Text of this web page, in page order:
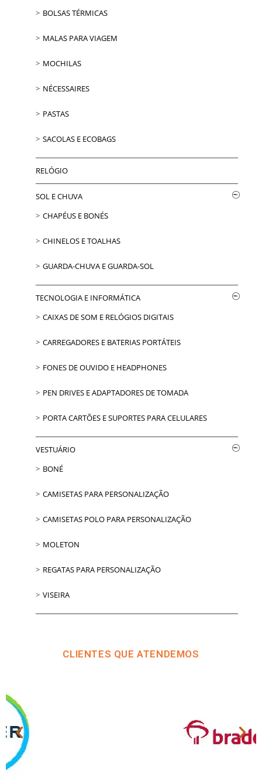
BOLSAS TÉRMICAS
MALAS PARA VIAGEM
MOCHILAS
NÉCESSAIRES
PASTAS
SACOLAS E ECOBAGS
RELÓGIO
SOL E CHUVA
CHAPÉUS E BONÉS
CHINELOS E TOALHAS
GUARDA-CHUVA E GUARDA-SOL
TECNOLOGIA E INFORMÁTICA
CAIXAS DE SOM E RELÓGIOS DIGITAIS
CARREGADORES E BATERIAS PORTÁTEIS
FONES DE OUVIDO E HEADPHONES
PEN DRIVES E ADAPTADORES DE TOMADA
PORTA CARTÕES E SUPORTES PARA CELULARES
VESTUÁRIO
BONÉ
CAMISETAS PARA PERSONALIZAÇÃO
CAMISETAS POLO PARA PERSONALIZAÇÃO
MOLETON
REGATAS PARA PERSONALIZAÇÃO
VISEIRA
CLIENTES QUE ATENDEMOS